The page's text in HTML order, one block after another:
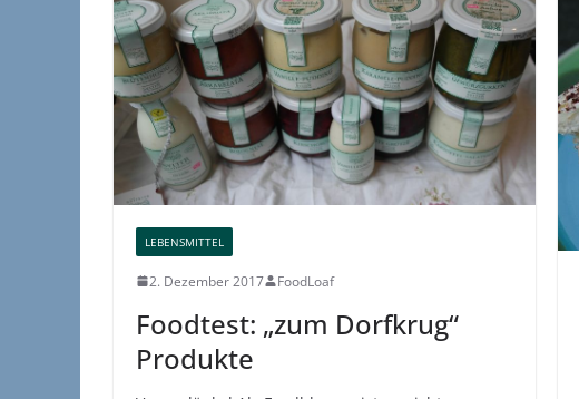
LEBENSMITTEL
2. Dezember 2017 FoodLoaf
Foodtest: „zum Dorfkrug“
Produkte